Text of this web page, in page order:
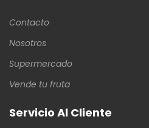
Contacto
Nosotros
Supermercado
Vende tu fruta
Servicio Al Cliente